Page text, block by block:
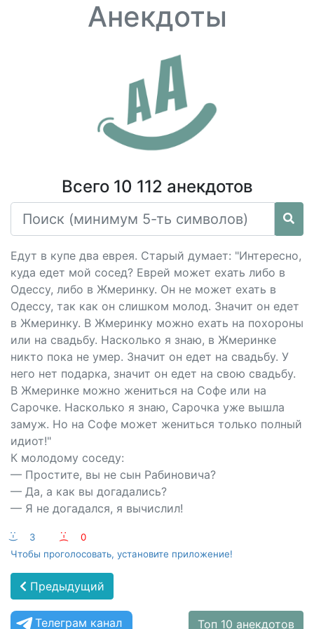
Анекдоты
Всего 10 112 анекдотов
Едут в купе два еврея. Старый думает: "Интересно,
куда едет мой сосед? Еврей может ехать либо в
Одессу, либо в Жмеринку. Он не может ехать в
Одессу, так как он слишком молод. Значит он едет
в Жмеринку. В Жмеринку можно ехать на похороны
или на свадьбу. Насколько я знаю, в Жмеринке
никто пока не умер. Значит он едет на свадьбу. У
него нет подарка, значит он едет на свою свадьбу.
В Жмеринке можно жениться на Софе или на
Сарочке. Насколько я знаю, Сарочка уже вышла
замуж. Но на Софе может жениться только полный
идиот!"
К молодому соседу:
— Простите, вы не сын Рабиновича?
— Да, а как вы догадались?
— Я не догадался, я вычислил!
:-) 3 :-(
0
Чтобы проголосовать, установите приложение!
Предыдущий
Телеграм канал Топ 10 анекдотов